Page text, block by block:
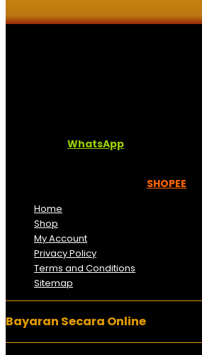
WhatsApp
SHOPEE
Home
Shop
My Account
Privacy Policy
Terms and Conditions
Sitemap
Bayaran Secara Online